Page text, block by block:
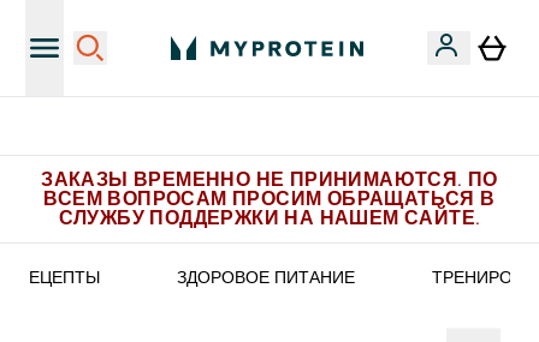
ЗАКАЗЫ ВРЕМЕННО НЕ ПРИНИМАЮТСЯ. ПО
ВСЕМ ВОПРОСАМ ПРОСИМ ОБРАЩАТЬСЯ В
СЛУЖБУ ПОДДЕРЖКИ НА НАШЕМ САЙТЕ.
РЕЦЕПТЫ ЗДОРОВОЕ ПИТАНИЕ